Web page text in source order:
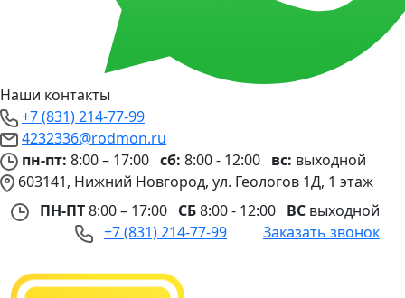
Наши контакты
+7 (831) 214-77-99
4232336@rodmon.ru
пн-пт: 8:00 – 17:00 сб: 8:00 - 12:00 вс: выходной
603141, Нижний Новгород, ул. Геологов 1Д, 1 этаж
ПН-ПТ8:00 – 17:00 СБ8:00 - 12:00 ВС выходной
+7 (831) 214-77-99
Заказать звонок